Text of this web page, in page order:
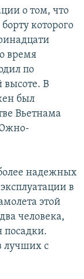
о том, что
которого
время
по
высоте. В
был
Вьетнама
надежных
в
этой
человека,
посадки.
лучших с